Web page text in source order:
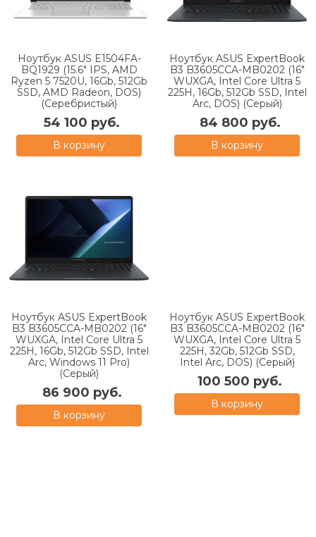
Ноутбук ASUS E1504FA-
BQ1929 (15.6" IPS, AMD
Ryzen 5 7520U, 16Gb, 512Gb
SSD, AMD Radeon, DOS)
(Серебристый)
54 100 руб.
В корзину
Ноутбук ASUS ExpertBook
B3 B3605CCA-MB0202 (16"
WUXGA, Intel Core Ultra 5
225H, 16Gb, 512Gb SSD, Intel
Arc, DOS) (Серый)
84 800 руб.
В корзину
Ноутбук ASUS ExpertBook
B3 B3605CCA-MB0202 (16"
WUXGA, Intel Core Ultra 5
225H, 16Gb, 512Gb SSD, Intel
Arc, Windows 11 Pro)
(Серый)
86 900 руб.
В корзину
Ноутбук ASUS ExpertBook
B3 B3605CCA-MB0202 (16"
WUXGA, Intel Core Ultra 5
225H, 32Gb, 512Gb SSD,
Intel Arc, DOS) (Серый)
100 500 руб.
В корзину